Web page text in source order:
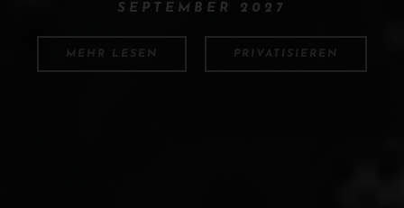
SEPTEMBER 2027
MEHR LESEN PRIVATISIEREN